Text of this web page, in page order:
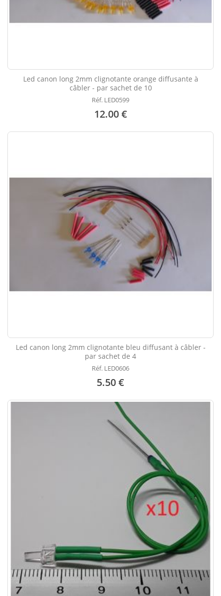
Led canon long 2mm clignotante orange diffusante à
câbler - par sachet de 10
Réf. LED0599
12.00 €
Led canon long 2mm clignotante bleu diffusant à câbler -
par sachet de 4
Réf. LED0606
5.50 €